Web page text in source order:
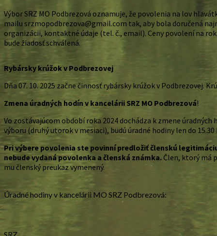
Výbor SRZ MO Podbrezová oznamuje, že povolenia na lov
mailu srzmopodbrezova@gmail.com tak, aby bola doručená
organizácii, kontaktné údaje (tel. č., email). Ceny povolení na
bude žiadosť schválená.
Rybársky krúžok v Podbrezovej
Dňa 07. 10. 2025 začne činnosť rybársky krúžok v Podbrezovej.
Zmena úradných hodín v kancelárii SRZ MO Podbrezová!
Vo zostávajúcom období roka 2024 dochádza k zmene úradných
výboru (druhý utorok v mesiaci), budú úradné hodiny len do 15.30
Pri výbere povolenia ste povinní predložiť členskú
nebude vydaná povolenka a členská známka. Člen, ktorý má
mu členský preukaz vymenený.
Úradné hodiny v kancelárii MO SRZ Podbrezová: